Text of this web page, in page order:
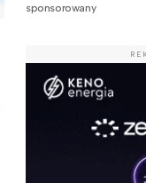
sponsorowany